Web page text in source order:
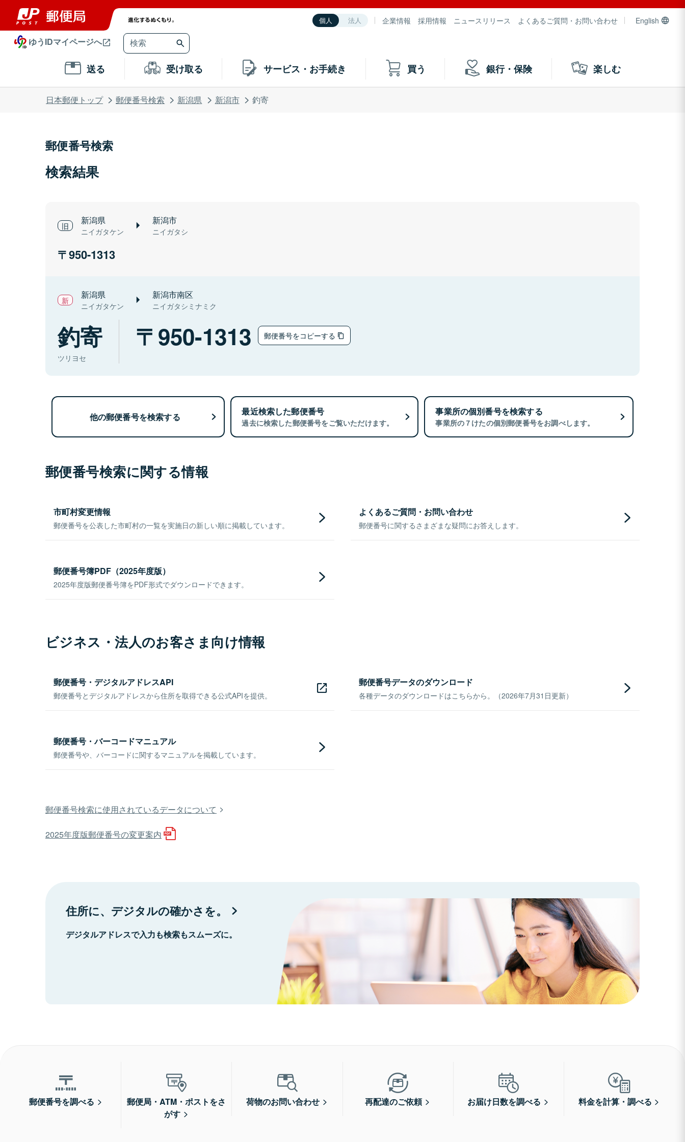
個人 法人 企業情報 採用情報 ニュースリリース よくあるご質問・お問い合わせ English
ゆうIDマイページへ
送る 受け取る サービス・お手続き 買う 銀行・保険 楽しむ
日本郵便トップ 郵便番号検索 新潟県 新潟市 釣寄
郵便番号検索
検索結果
新潟県
ニイガタケン
新潟市
ニイガタシ
950-1313
新潟県
ニイガタケン
新潟市南区
ニイガタシミナミク
釣寄
ツリヨセ
950-1313 郵便番号をコピーする
他の郵便番号を検索する 最近検索した郵便番号
過去に検索した郵便番号をご覧いただけます。
事業所の個別番号を検索する
事業所の７けたの個別郵便番号をお調べします。
郵便番号検索に関する情報
市町村変更情報
郵便番号を公表した市町村の一覧を実施日の新しい順に掲載しています。
よくあるご質問・お問い合わせ
郵便番号に関するさまざまな疑問にお答えします。
郵便番号簿PDF（2025年度版）
2025年度版郵便番号簿をPDF形式でダウンロードできます。
ビジネス・法人のお客さま向け情報
郵便番号・デジタルアドレスAPI
郵便番号とデジタルアドレスから住所を取得できる公式APIを提供。
郵便番号データのダウンロード
各種データのダウンロードはこちらから。（2026年7月31日更新）
郵便番号・バーコードマニュアル
郵便番号や、バーコードに関するマニュアルを掲載しています。
郵便番号検索に使用されているデータについて
2025年度版郵便番号の変更案内
住所に、デジタルの確かさを。
デジタルアドレスで入力も検索もスムーズに。
郵便番号を調べる
郵便局・ATM・ポストをさ
がす
荷物のお問い合わせ 再配達のご依頼 お届け日数を調べる 料金を計算・調べる